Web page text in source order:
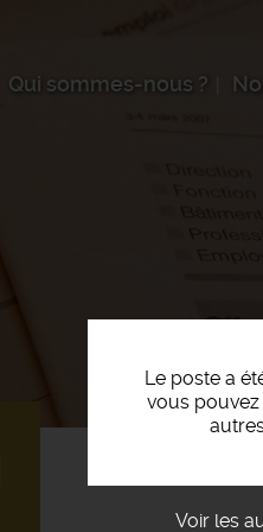
Qui sommes-nous ?
Le poste a
vous
Voir les